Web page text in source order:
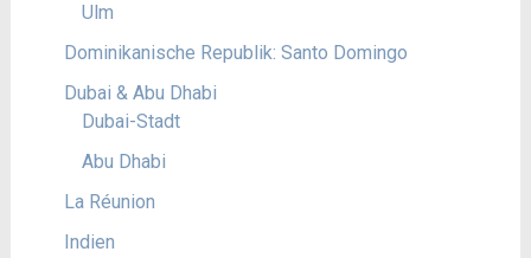
Ulm
Dominikanische Republik: Santo Domingo
Dubai & Abu Dhabi
Dubai-Stadt
Abu Dhabi
La Réunion
Indien